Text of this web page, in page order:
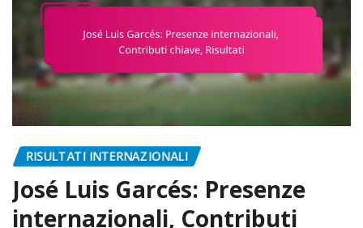
RISULTATI INTERNAZIONALI
José Luis Garcés: Presenze
internazionali, Contributi